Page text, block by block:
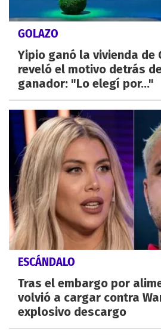
GOLAZO
Yipio ganó la vivienda de
reveló el motivo detrás
ganador: "Lo elegí por..."
ESCÁNDALO
Tras el embargo por
volvió a cargar contra
explosivo descargo